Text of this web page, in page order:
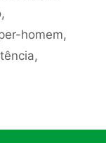
,
homem,
,